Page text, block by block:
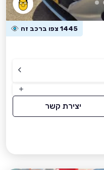
1445 צפו ברכב זה
יצירת קשר